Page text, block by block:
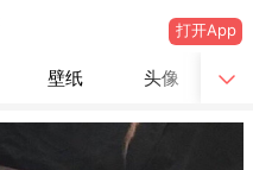
打开App
壁纸 头像